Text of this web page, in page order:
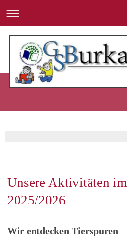
Unsere Aktivitäten
2025/2026
Wir entdecken Tierspuren